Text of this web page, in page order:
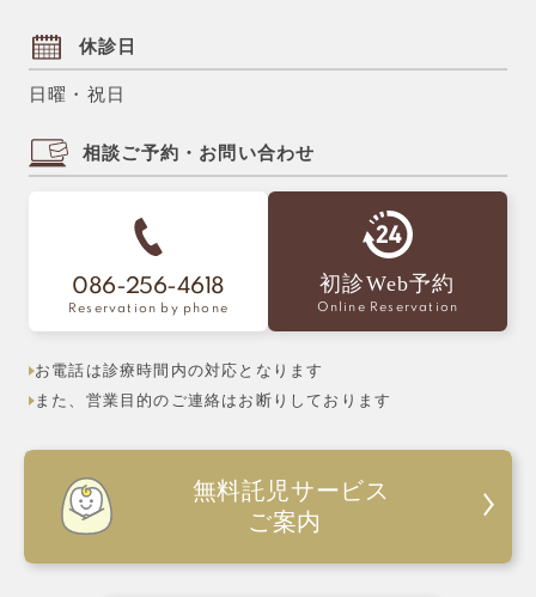
休診日
日曜・祝日
相談ご予約・お問い合わせ
086-256-4618
Reservation by phone
初診Web予約
Online Reservation
お電話は診療時間内の対応となります
また、営業目的のご連絡はお断りしております
無料託児サービス
ご案内